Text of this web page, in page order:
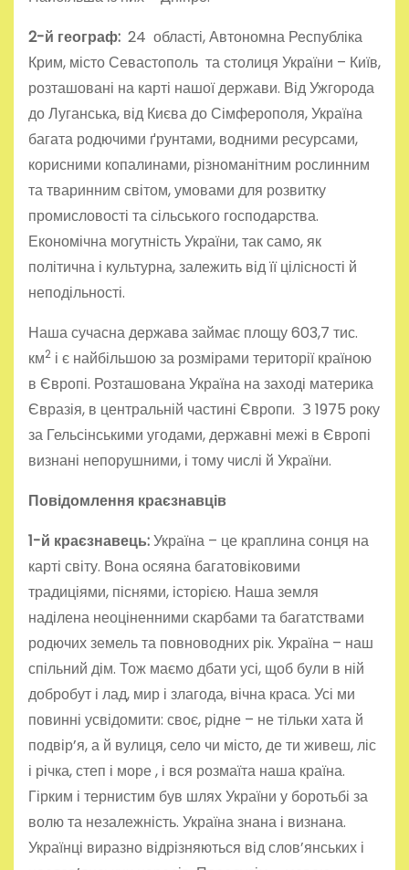
2-й географ: 24 області, Автономна Республіка
Крим, місто Севастополь та столиця України – Київ,
розташовані на карті нашої держави. Від Ужгорода
до Луганська, від Києва до Сімферополя, Україна
багата родючими ґрунтами, водними ресурсами,
корисними копалинами, різноманітним рослинним
та тваринним світом, умовами для розвитку
промисловості та сільського господарства.
Економічна могутність України, так само, як
політична і культурна, залежить від її цілісності й
неподільності.
Наша сучасна держава займає площу 603,7 тис.
км2 і є найбільшою за розмірами території країною
в Європі. Розташована Україна на заході материка
Євразія, в центральній частині Європи. З 1975 року
за Гельсінськими угодами, державні межі в Європі
визнані непорушними, і тому числі й України.
Повідомлення краєзнавців
1-й краєзнавець:Україна – це краплина сонця на
карті світу. Вона осяяна багатовіковими
традиціями, піснями, історією. Наша земля
наділена неоціненними скарбами та багатствами
родючих земель та повноводних рік. Україна – наш
спільний дім. Тож маємо дбати усі, щоб були в ній
добробут і лад, мир і злагода, вічна краса. Усі ми
повинні усвідомити: своє, рідне – не тільки хата й
подвір’я, а й вулиця, село чи місто, де ти живеш, ліс
і річка, степ і море , і вся розмаїта наша країна.
Гірким і тернистим був шлях України у боротьбі за
волю та незалежність. Україна знана і визнана.
Українці виразно відрізняються від слов’янських і